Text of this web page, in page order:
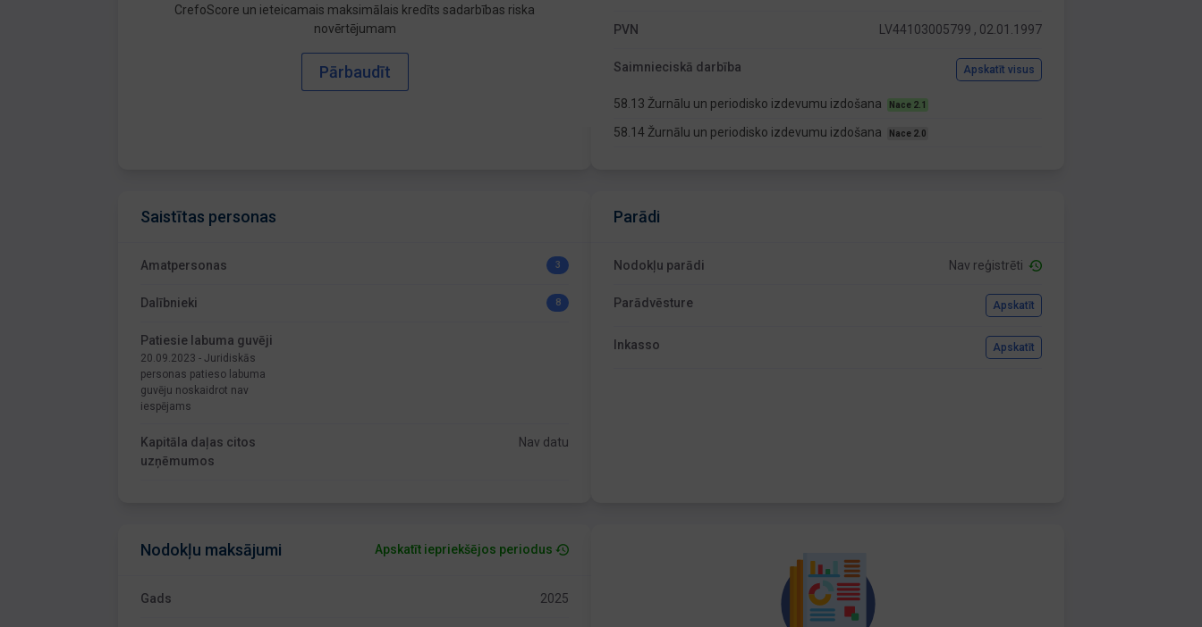
CrefoScore un ieteicamais maksimālais kredīts sadarbības riska
novērtējumam
Pārbaudīt
PVN LV44103005799 , 02.01.1997
Saimnieciskā darbība Apskatīt visus
58.13 Žurnālu un periodisko izdevumu izdošana Nace 2.1
58.14 Žurnālu un periodisko izdevumu izdošana Nace 2.0
Saistītas personas
Amatpersonas 3
Dalībnieki 8
Patiesie labuma guvēji
20.09.2023 - Juridiskās
personas patieso labuma
guvēju noskaidrot nav
iespējams
Kapitāla daļas citos
uzņēmumos
Nav datu
Parādi
Nodokļu parādi Nav reģistrēti
Parādvēsture Apskatīt
Inkasso Apskatīt
Nodokļu maksājumi Apskatīt iepriekšējos periodus
Gads 2025